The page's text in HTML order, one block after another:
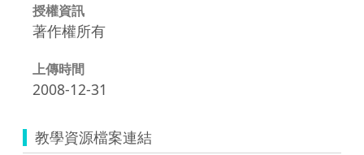
授權資訊
著作權所有
上傳時間
2008-12-31
教學資源檔案連結